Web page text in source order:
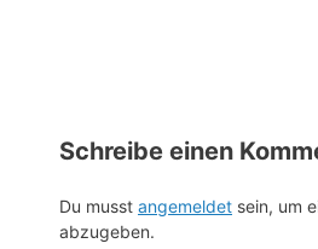
Schreibe einen
Du musst angemeldet sein, um
abzugeben.